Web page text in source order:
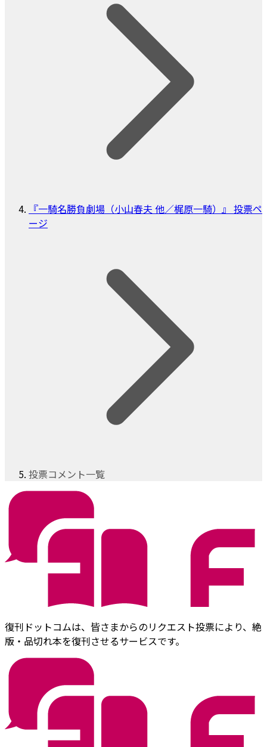
『一騎名勝負劇場（小山春夫 他／梶原一騎）』 投票ペ
ージ
投票コメント一覧
復刊ドットコムは、皆さまからのリクエスト投票により、絶
版・品切れ本を復刊させるサービスです。